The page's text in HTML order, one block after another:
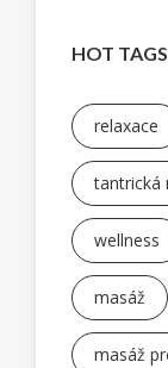
HOT TAGS
relaxace
tantrická
wellness
masáž
masáž